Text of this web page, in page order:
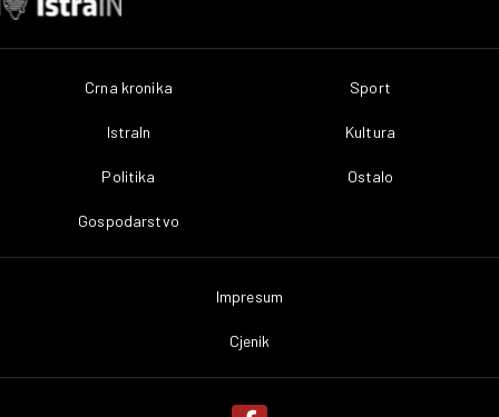
Crna kronika
IstraIn
Politika
Gospodarstvo
Sport
Kultura
Ostalo
Impresum
Cjenik